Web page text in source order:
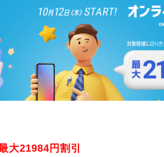
大21984円割引